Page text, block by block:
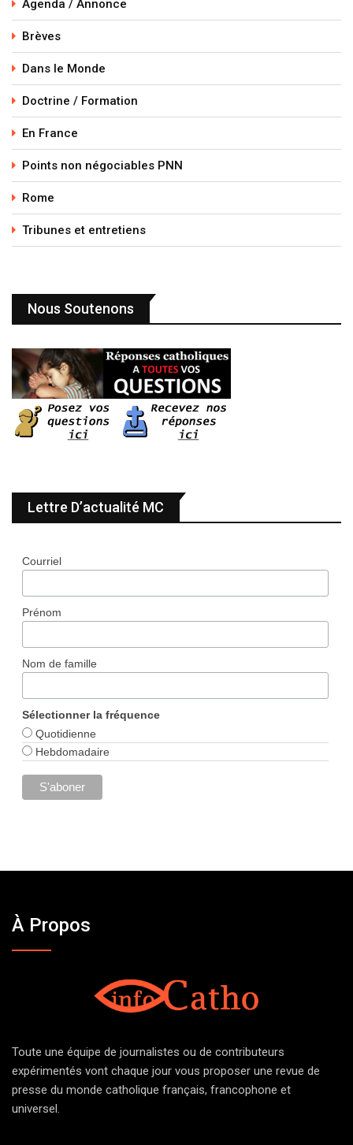
Agenda / Annonce
Brèves
Dans le Monde
Doctrine / Formation
En France
Points non négociables PNN
Rome
Tribunes et entretiens
Nous Soutenons
Lettre D’actualité MC
Courriel
Prénom
Nom de famille
Sélectionner la fréquence
Quotidienne
Hebdomadaire
À Propos
Toute une équipe de journalistes ou de contributeurs
expérimentés vont chaque jour vous proposer une revue de
presse du monde catholique français, francophone et
universel.